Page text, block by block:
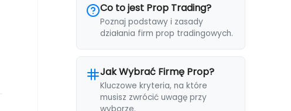
Co to jest Prop Trading?
Poznaj podstawy i zasady
działania firm prop tradingowych.
Jak Wybrać Firmę Prop?
Kluczowe kryteria, na które
musisz zwrócić uwagę przy
wyborze.